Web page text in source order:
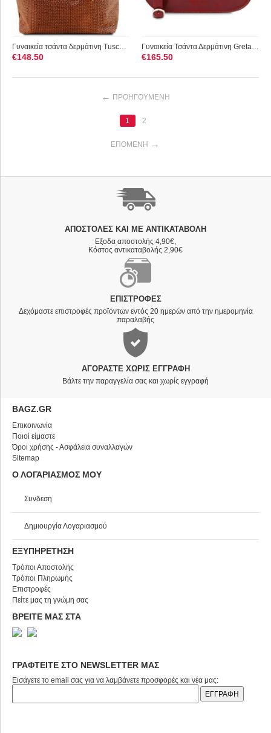
Γυναικεία τσάντα δερμάτινη Tuscany Leather TL141573 Κανελί
€148.50
Γυναικεία Τσάντα Δερμάτινη Greta Tuscany Leather TL141958 Κόκ...
€165.50
ΠΡΟΗΓΟΎΜΕΝΗ
1 2
ΕΠΌΜΕΝΗ
ΑΠΟΣΤΟΛΈΣ ΚΑΙ ΜΕ ΑΝΤΙΚΑΤΑΒΟΛΗ
Εξοδα αποστολής 4,90€,
Κόστος αντικαταβολής 2,90€
ΕΠΙΣΤΡΟΦΈΣ
Δεχόμαστε επιστροφές προϊόντων εντός 20 ημερών από την ημερομηνία
παραλαβής
ΑΓΟΡΆΣΤΕ ΧΩΡΊΣ ΕΓΓΡΑΦΉ
Βάλτε την παραγγελία σας και χωρίς εγγραφή
BAGZ.GR
Επικοινωνία
Ποιοί είμαστε
Όροι χρήσης - Ασφάλεια συναλλαγών
Sitemap
Ο ΛΟΓΑΡΙΑΣΜΟΣ ΜΟΥ
Συνδεση
Δημιουργία Λογαριασμού
ΕΞΥΠΗΡΕΤΗΣΗ
Τρόποι Αποστολής
Τρόποι Πληρωμής
Επιστροφές
Πείτε μας τη γνώμη σας
ΒΡΕΙΤΕ ΜΑΣ ΣΤΑ
ΓΡΑΦΤΕΙΤΕ ΣΤΟ NEWSLETTER ΜΑΣ
Εισάγετε το email σας για να λαμβάνετε προσφορές και νέα μας: